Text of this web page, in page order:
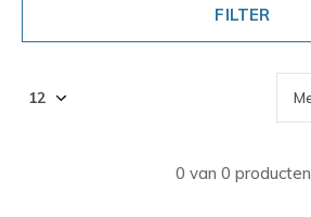
FILTER
0 van 0 producten